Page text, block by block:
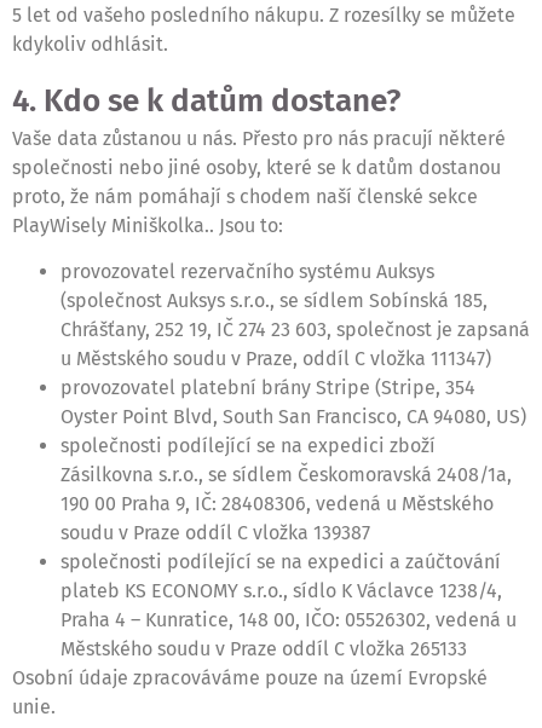
5 let od vašeho posledního nákupu. Z rozesílky se můžete
kdykoliv odhlásit.
4. Kdo se k datům dostane?
Vaše data zůstanou u nás. Přesto pro nás pracují některé
společnosti nebo jiné osoby, které se k datům dostanou
proto, že nám pomáhají s chodem naší členské sekce
PlayWisely Miniškolka.. Jsou to:
provozovatel rezervačního systému Auksys
(společnost Auksys s.r.o., se sídlem Sobínská 185,
Chrášťany, 252 19, IČ 274 23 603, společnost je zapsaná
u Městského soudu v Praze, oddíl C vložka 111347)
provozovatel platební brány Stripe (Stripe, 354
Oyster Point Blvd, South San Francisco, CA 94080, US)
společnosti podílející se na expedici zboží
Zásilkovna s.r.o., se sídlem Českomoravská 2408/1a,
190 00 Praha 9, IČ: 28408306, vedená u Městského
soudu v Praze oddíl C vložka 139387
společnosti podílející se na expedici a zaúčtování
plateb KS ECONOMY s.r.o., sídlo K Václavce 1238/4,
Praha 4 – Kunratice, 148 00, IČO: 05526302, vedená u
Městského soudu v Praze oddíl C vložka 265133
Osobní údaje zpracováváme pouze na území Evropské
unie.